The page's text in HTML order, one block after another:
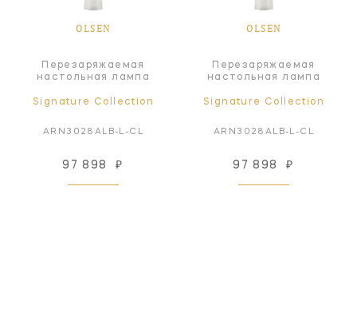
OLSEN
Перезаряжаемая
настольная лампа
Signature Collection
ARN3028ALB-L-CL
97 898 ₽
OLSEN
Перезаряжаемая
настольная лампа
Signature Collection
ARN3028ALB-L-CL
97 898 ₽